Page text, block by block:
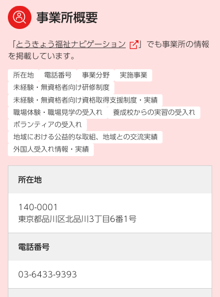
事業所概要
とうきょう福祉ナビゲーション （外部リンク）
」でも事業所の情報
を掲載しています。
所在地 電話番号 事業分野
実施事業
未経験・無資格者向け研修制度
未経験・無資格者向け資格取得支援制度・実績
職場体験・職場見学の受入れ
養成校からの実習の受入れ
ボランティアの受入れ
地域における公益的な取組、地域との交流実績
外国人受入れ情報・実績
所在地
140-0001
東京都品川区北品川3丁目6番1号
電話番号
03-6433-9393